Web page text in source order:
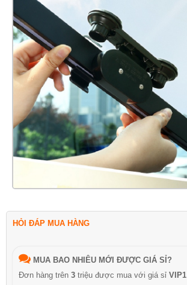
HỎI ĐÁP MUA HÀNG
MUA BAO NHIÊU MỚI ĐƯỢC GIÁ SỈ?
Đơn hàng trên 3 triệu được mua với giá sỉ VIP1